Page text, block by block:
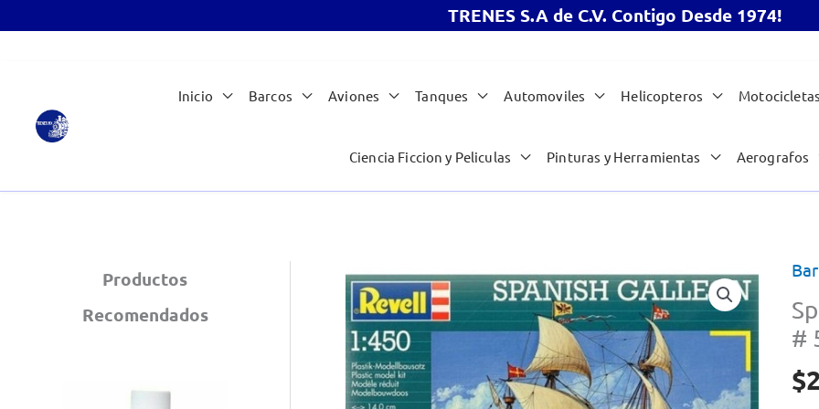
TRENES S.A de C.V. Contigo Desde 1974!
contenido
Inicio Barcos Aviones Tanques Automoviles Helicopteros
Ciencia Ficcion y Peliculas Pinturas y Herramientas Aerografos
Productos
Recomendados
#
$